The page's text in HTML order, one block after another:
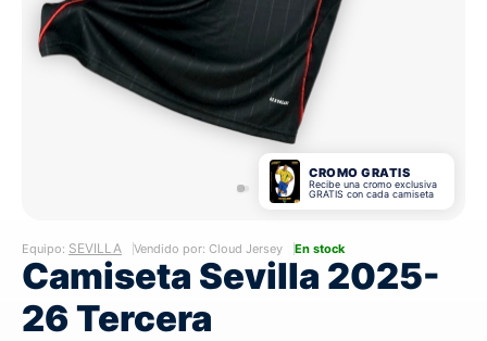
CROMO GRATIS
Recibe una cromo exclusiva
GRATIS con cada camiseta
Equipo: SEVILLA Vendido por: Cloud Jersey En stock
Camiseta Sevilla 2025-
26 Tercera